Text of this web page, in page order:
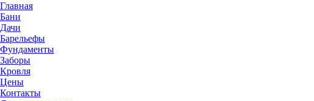
Главная
Бани
Дачи
Барельефы
Фундаменты
Заборы
Кровля
Цены
Контакты